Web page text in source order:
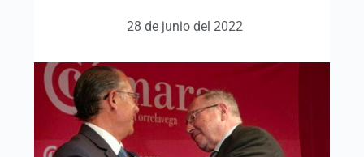
28 de junio del 2022